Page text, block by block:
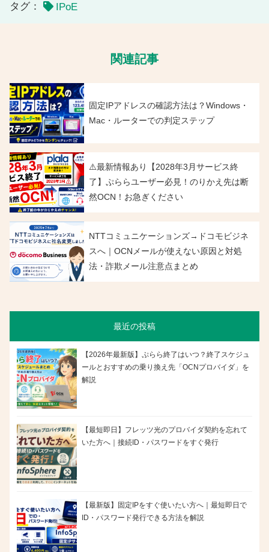
タグ：
IPoE
関連記事
固定IPアドレスの確認方法は？Windows・
Mac・ルーターでの判定ステップ
⚠️最新情報あり【2028年3月サービス終
了】ぷららユーザー必見！のりかえ先は断
然OCN！お急ぎください
NTTコミュニケーションズ→ドコモビジネ
スへ｜OCNメールが使えない原因と対処
法・詐欺メール注意点まとめ
最近の投稿
【2026年最新版】ぷらら終了はいつ？終了スケジュ
ールとおすすめの乗り換え先「OCNプロバイダ」を
解説
【最短即日】フレッツ光のプロバイダ契約を忘れて
いた方へ｜接続ID・パスワードをすぐ発行
【最新版】固定IPをすぐ使いたい方へ｜最短即日で
ID・パスワード発行できる方法を解説